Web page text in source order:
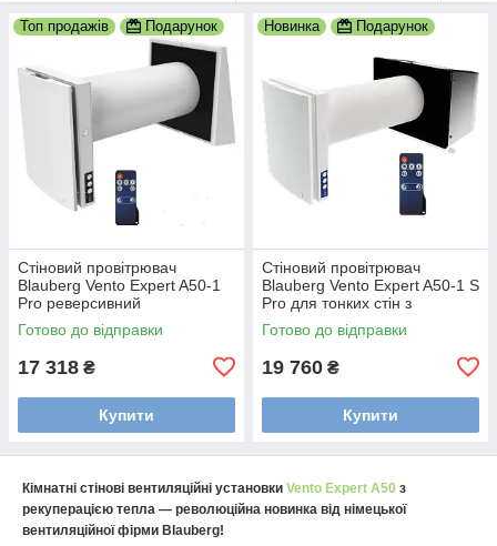
Топ продажів Подарунок
Стіновий провітрювач
Blauberg Vento Expert A50-1
Pro реверсивний
Готово до відправки
17 318 ₴
Купити
Новинка Подарунок
Стіновий провітрювач
Blauberg Vento Expert A50-1 S
Pro для тонких стін з
рекуперацією
Готово до відправки
19 760 ₴
Купити
Кімнатні стінові вентиляційні установки Vento Expert А50 з
рекуперацією тепла ― революційна новинка від німецької
вентиляційної фірми Blauberg!